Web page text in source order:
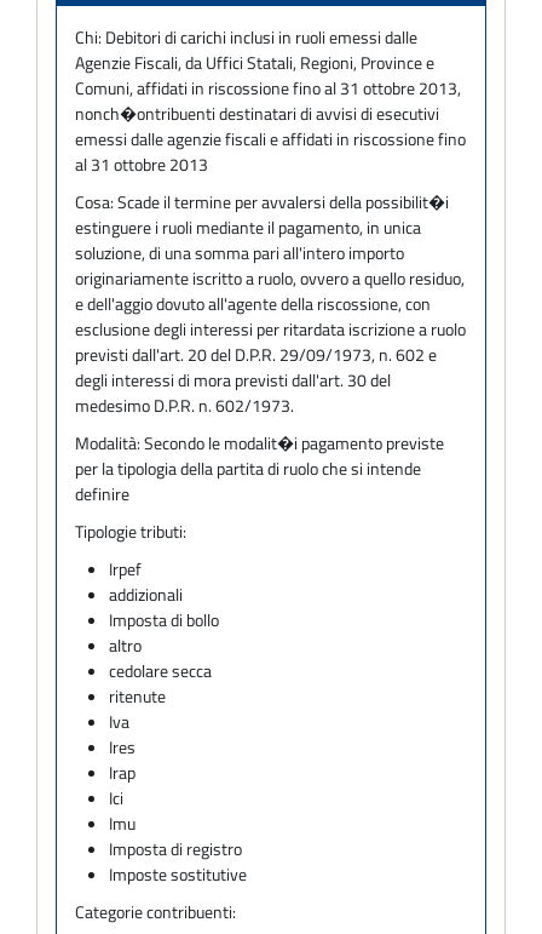
Chi: Debitori di carichi inclusi in ruoli emessi dalle
Agenzie Fiscali, da Uffici Statali, Regioni, Province e
Comuni, affidati in riscossione fino al 31 ottobre 2013,
nonch�ontribuenti destinatari di avvisi di esecutivi
emessi dalle agenzie fiscali e affidati in riscossione fino
al 31 ottobre 2013
Cosa:Scade il termine per avvalersi della possibilit�i
estinguere i ruoli mediante il pagamento, in unica
soluzione, di una somma pari all'intero importo
originariamente iscritto a ruolo, ovvero a quello residuo,
e dell'aggio dovuto all'agente della riscossione, con
esclusione degli interessi per ritardata iscrizione a ruolo
previsti dall'art. 20 del D.P.R. 29/09/1973, n. 602 e
degli interessi di mora previsti dall'art. 30 del
medesimo D.P.R. n. 602/1973.
Modalità:Secondo le modalit�i pagamento previste
per la tipologia della partita di ruolo che si intende
definire
Tipologie tributi:
Irpef
addizionali
Imposta di bollo
altro
cedolare secca
ritenute
Iva
Ires
Irap
Ici
Imu
Imposta di registro
Imposte sostitutive
Categorie contribuenti: